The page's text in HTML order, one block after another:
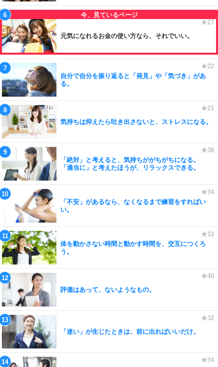
元気になれるお金の使い方なら、それでいい。
自分で自分を振り返ると「発見」や「気づき」があ
る。
気持ちは抑えたら吐き出さないと、ストレスになる。
「絶対」と考えると、気持ちががちがちになる。
「適当に」と考えたほうが、リラックスできる。
「不安」があるなら、なくなるまで練習をすればい
い。
体を動かさない時間と動かす時間を、交互につくろ
う。
評価はあって、ないようなもの。
「迷い」が生じたときは、前に出ればいいだけ。